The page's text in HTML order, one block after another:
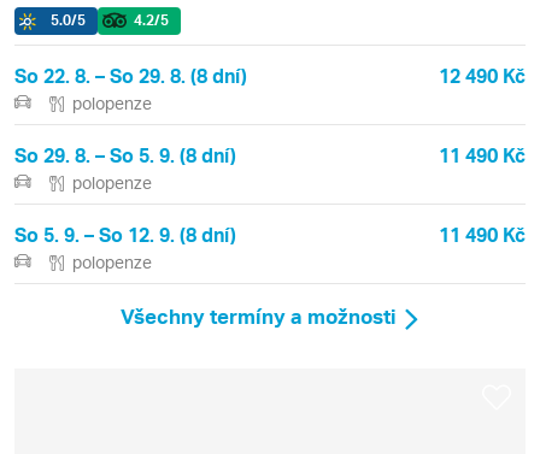
5.0/5 4.2/5
So 22. 8. – So 29. 8. (8 dní) 12 490 Kč
polopenze
So 29. 8. – So 5. 9. (8 dní) 11 490 Kč
polopenze
So 5. 9. – So 12. 9. (8 dní) 11 490 Kč
polopenze
Všechny termíny a možnosti